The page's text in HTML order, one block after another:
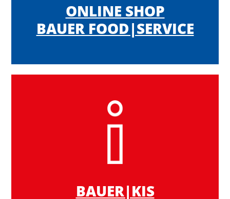
ONLINE SHOP
BAUER FOOD|SERVICE
BAUER|KIS